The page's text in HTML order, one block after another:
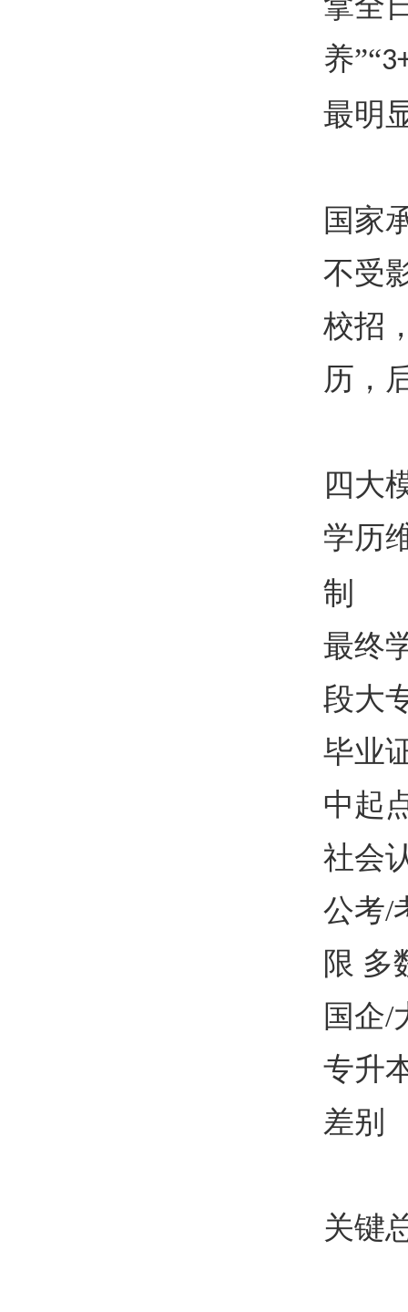
养”“
最明
国家
不受
校招
历，
四大
学历
制
最终
段大
毕业
中起
社会
公考/
限 多
国企/
专升
差别
关键